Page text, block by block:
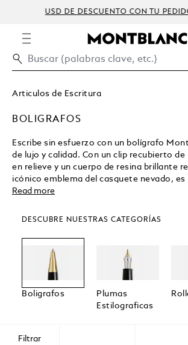
USD DE DESCUENTO CON TU PEDIDO
Articulos de Escritura
BOLIGRAFOS
Escribe sin esfuerzo con un bolígrafo
de lujo y calidad. Con un clip recubierto
en relieve y un cuerpo de resina brillante
icónico emblema del casquete nevado,
coleccionistas, escritura cotidiana o
experiencia de escritura excepcional.
Read more
DESCUBRE NUESTRAS CATEGORÍAS
Boligrafos
Plumas
Estilograficas
Filtrar